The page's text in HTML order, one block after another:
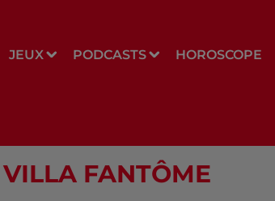
JEUX PODCASTS HOROSCOPE
FANTÔME